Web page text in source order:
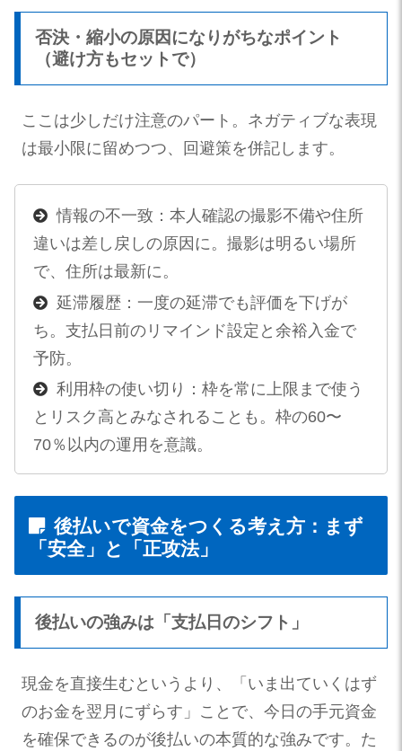
否決・縮小の原因になりがちなポイント
（避け方もセットで）
ここは少しだけ注意のパート。ネガティブな表現
は最小限に留めつつ、回避策を併記します。
情報の不一致：本人確認の撮影不備や住所
違いは差し戻しの原因に。撮影は明るい場所
で、住所は最新に。
延滞履歴：一度の延滞でも評価を下げが
ち。支払日前のリマインド設定と余裕入金で
予防。
利用枠の使い切り：枠を常に上限まで使う
とリスク高とみなされることも。枠の60〜
70％以内の運用を意識。
後払いで資金をつくる考え方：まず
「安全」と「正攻法」
後払いの強みは「支払日のシフト」
現金を直接生むというより、「いま出ていくはず
のお金を翌月にずらす」ことで、今日の手元資金
を確保できるのが後払いの本質的な強みです。た